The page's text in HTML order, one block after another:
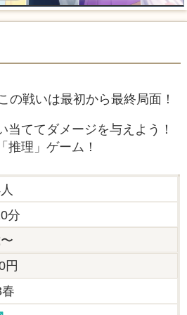
の戦いは最初から最終局面！
当ててダメージを与えよう！
推理」ゲーム！
分
円